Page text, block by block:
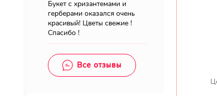
Букет с хризантемами и
герберами оказался очень
красивый! Цветы свежие !
Спасибо !
Все отзывы